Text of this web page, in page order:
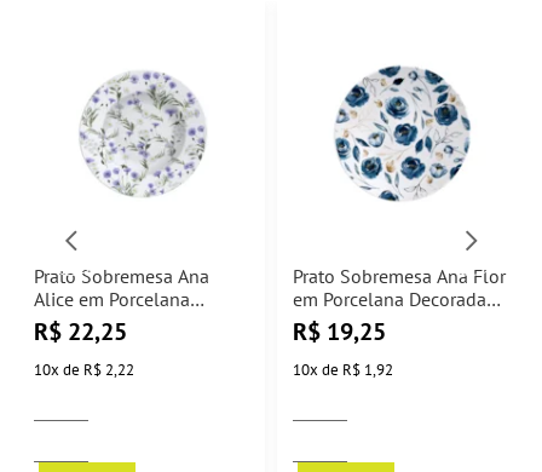
Prato Sobremesa Ana
Alice em Porcelana
Decorada Ø21cm
Tramontina
R$ 22,25
10x de R$ 2,22
Prato Sobremesa Ana Flor
em Porcelana Decorada
Ø21cm Tramontina
R$ 19,25
10x de R$ 1,92